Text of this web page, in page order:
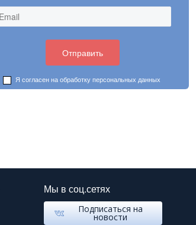
Я согласен на обработкуперсональных данных
Мы в соц.сетях
Подписаться на
новости